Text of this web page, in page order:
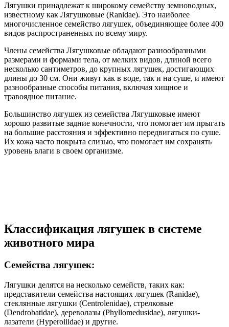
Лягушки принадлежат к широкому семейству земноводных,
известному как Лягушковые (Ranidae). Это наиболее
многочисленное семейство лягушек, объединяющее более 400
видов распространенных по всему миру.
Члены семейства Лягушковые обладают разнообразными
размерами и формами тела, от мелких видов, длиной всего
несколько сантиметров, до крупных лягушек, достигающих
длины до 30 см. Они живут как в воде, так и на суше, и имеют
разнообразные способы питания, включая хищное и
травоядное питание.
Большинство лягушек из семейства Лягушковые имеют
хорошо развитые задние конечности, что помогает им прыгать
на большие расстояния и эффективно передвигаться по суше.
Их кожа часто покрыта слизью, что помогает им сохранять
уровень влаги в своем организме.
Классификация лягушек в системе
животного мира
Семейства лягушек:
Лягушки делятся на несколько семейств, таких как:
представители семейства настоящих лягушек (Ranidae),
стеклянные лягушки (Centrolenidae), стрелковые
(Dendrobatidae), дереволазы (Phyllomedusidae), лягушки-
лазатели (Hyperoliidae) и другие.